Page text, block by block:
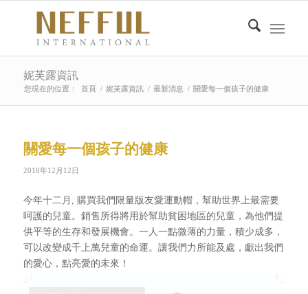
妮芙露資訊
您現在的位置： 首頁 / 妮芙露資訊 / 最新消息 / 關愛每一個孩子的健康
關愛每一個孩子的健康
2018年12月12日
今年十二月, 購買我們限量版友愛運動帽，幫助世界上最需要
呵護的兒童。銷售所得將用於幫助貧困地區的兒童，為他們提
供平等的生存和發展機會。一人一點微薄的力量，積少成多，
可以改變成千上萬兒童的命運。讓我們力所能及處，獻出我們
的愛心，點亮愛的未來！